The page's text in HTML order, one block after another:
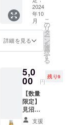
らせく
ださ
い。
ホーム
ページ
によ
り、掲
や配置
等が変
更にな
る可能
名前掲
載につ
いて 掲
載期
間：
1月から
載しま
す。 掲
載を希
望しな
い場
合、掲
載の中
項：ご
支援に
際し、
必ず備
考欄に
掲載を
希望さ
名前を
ご記入
くださ
い。 掲
載を希
望され
ない場
まざけ
内容
量：
770ｇ
保存方
法：直
射日光
多湿避
けて保
存 賞味
期限：
商品発
送時点
で90日
産）、
桜葉、
紅こう
じ、食
塩 弊社
ホーム
ページ
名前掲
載につ
いて 掲
載期
間：
2025年
1月から
や配置
等が変
更にな
ざいま
す。 掲
法：文
字の
み、
ニック
ネー
ム、イ
ニシャ
ルな
す。 掲
載を希
望しな
い場
載の中
止をご
はお知
らせく
ださ
い。
ホーム
ページ
のレイ
サイズ
はS・
M・L・
種類。
弊社
へのお
名前掲
載につ
いて 掲
載期
間：
2025年
のラベ
ルとお
同じデ
ザイン
のオリ
本一小
さな蕨
ルエッ
トと、
蕨市の
面積
はこの
リター
ンを選
択でき
ませ
性にモ
ニタリ
ングし
ながら
選定し
たお酒
です。
2本セッ
ト 送
料込
み お
よび
オリジ
ナル
ル・お
礼状・
弊社
ホーム
ページ
へのお
名前掲
2024
年10
月
詳細を見る
こ
の
リ
タ
ー
ン
を
選
択
す
る
5,0
00 円
残り9
【数量
限定】
見沼田
んぼか
支援